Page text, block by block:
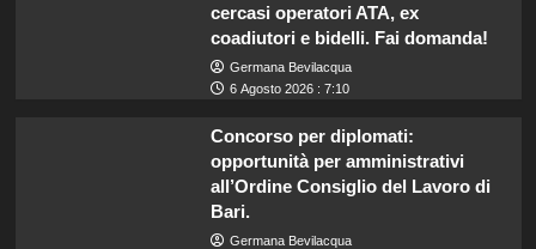
cercasi operatori ATA, ex
coadiutori e bidelli. Fai domanda!
Germana Bevilacqua
6 Agosto 2026 : 7:10
Concorso per diplomati:
opportunità per amministrativi
all’Ordine Consiglio del Lavoro di
Bari.
Germana Bevilacqua